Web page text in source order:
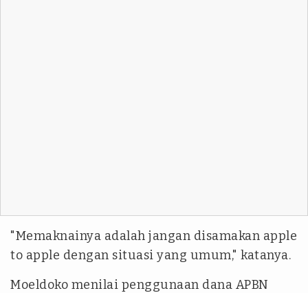
"Memaknainya adalah jangan disamakan apple
to apple dengan situasi yang umum," katanya.
Moeldoko menilai penggunaan dana APBN